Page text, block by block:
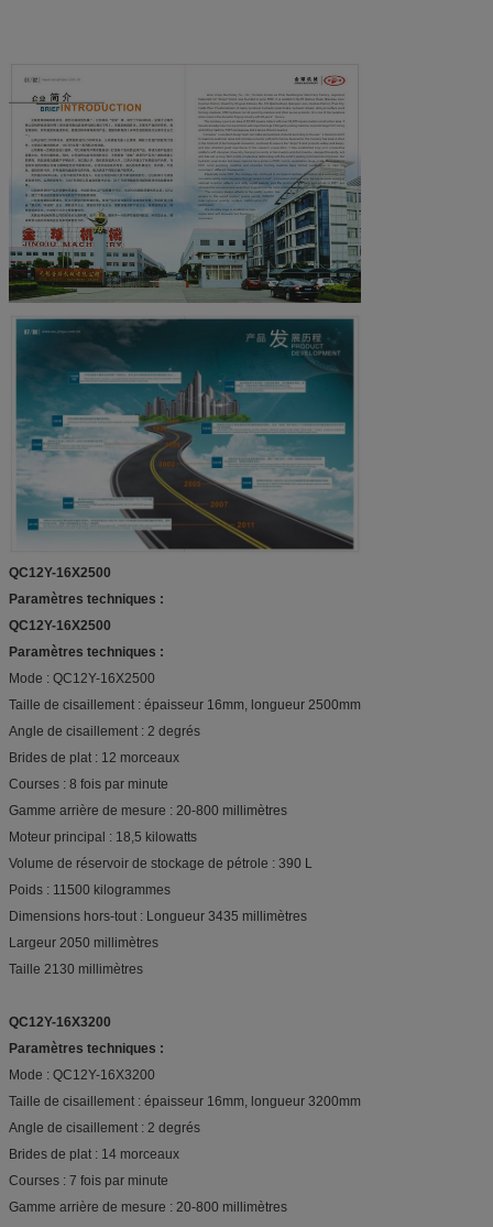
QC12Y-16X2500
Paramètres techniques :
QC12Y-16X2500
Paramètres techniques :
Mode : QC12Y-16X2500
Taille de cisaillement : épaisseur 16mm, longueur 2500mm
Angle de cisaillement : 2 degrés
Brides de plat : 12 morceaux
Courses : 8 fois par minute
Gamme arrière de mesure : 20-800 millimètres
Moteur principal : 18,5 kilowatts
Volume de réservoir de stockage de pétrole : 390 L
Poids : 11500 kilogrammes
Dimensions hors-tout : Longueur 3435 millimètres
Largeur 2050 millimètres
Taille 2130 millimètres
QC12Y-16X3200
Paramètres techniques :
Mode : QC12Y-16X3200
Taille de cisaillement : épaisseur 16mm, longueur 3200mm
Angle de cisaillement : 2 degrés
Brides de plat : 14 morceaux
Courses : 7 fois par minute
Gamme arrière de mesure : 20-800 millimètres